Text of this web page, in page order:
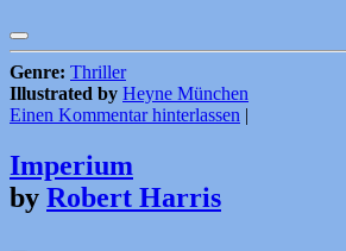
Genre: Thriller
Illustrated by Heyne München
Einen Kommentar hinterlassen |
Imperium
by Robert Harris